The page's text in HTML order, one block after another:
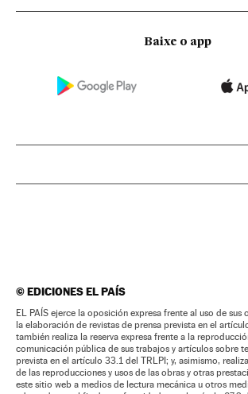
Baixe o app
©EDICIONES EL PAÍS
EL PAÍS ejerce la oposición expresa frente al uso de sus
la elaboración de revistas de prensa prevista en el
también realiza la reserva expresa frente a la
comunicación pública de sus trabajos y artículos sobre
prevista en el artículo 33.1 del TRLPI; y, asimismo,
de las reproducciones y usos de las obras y otras
este sitio web a medios de lectura mecánica u otros